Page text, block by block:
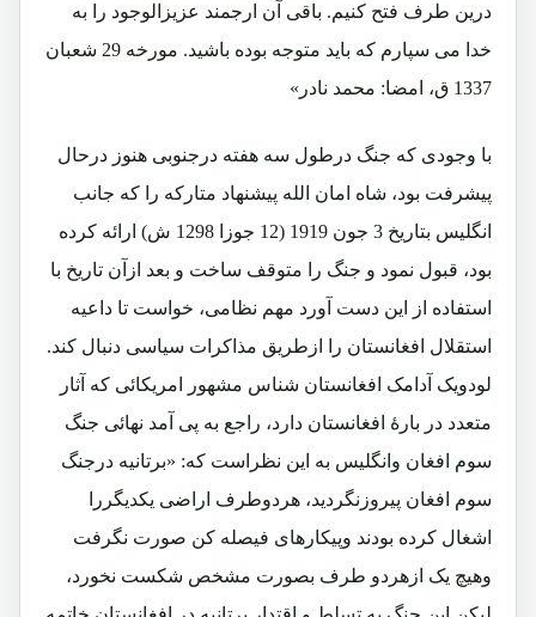
درین طرف فتح کنیم. باقی آن ارجمند عزیزالوجود را به
خدا می سپارم که باید متوجه بوده باشید. مورخه 29 شعبان
1337 ق، امضا: محمد نادر»
با وجودی که جنگ درطول سه هفته درجنوبی هنوز درحال
پیشرفت بود، شاه امان الله پیشنهاد متارکه را که جانب
انگلیس بتاریخ 3 جون 1919 (12 جوزا 1298 ش) ارائه کرده
بود، قبول نمود و جنگ را متوقف ساخت و بعد ازآن تاریخ با
استفاده از این دست آورد مهم نظامی، خواست تا داعیه
استقلال افغانستان را ازطریق مذاکرات سیاسی دنبال کند.
لودویک آدامک افغانستان شناس مشهور امریکائی که آثار
متعدد در بارۀ افغانستان دارد، راجع به پی آمد نهائی جنگ
سوم افغان وانگلیس به این نظراست که: «برتانیه درجنگ
سوم افغان پیروزنگردید، هردوطرف اراضی یکدیگررا
اشغال کرده بودند وپیکارهای فیصله کن صورت نگرفت
وهیچ یک ازهردو طرف بصورت مشخص شکست نخورد،